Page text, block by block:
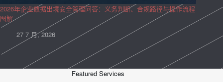
2026年企业数据出境安全管理问答：义务判断、合规路径与操作流程
图解
27 7 月, 2026
Featured Services